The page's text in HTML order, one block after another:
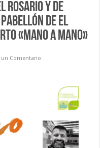
Rosario y de
de El
«mano a mano»
un Comentario